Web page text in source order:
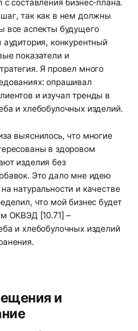
составления бизнес-плана.
так как в нем должны
все аспекты будущего
аудитория, конкурентный
показатели и
Я провел много
опрашивал
и изучал тренды в
и хлебобулочных изделий.
выяснилось, что многие
в здоровом
изделия без
Это дало мне идею
натуральности и качестве
что мой бизнес будет
ОКВЭД [10.71] –
и хлебобулочных изделий
и